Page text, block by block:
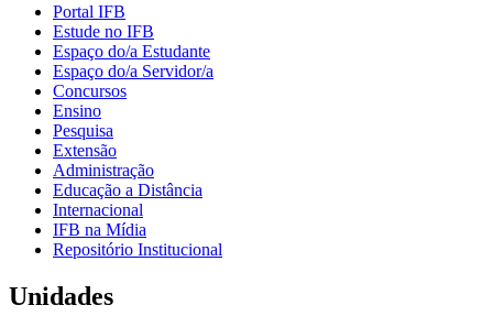
Portal IFB
Estude no IFB
Espaço do/a Estudante
Espaço do/a Servidor/a
Concursos
Ensino
Pesquisa
Extensão
Administração
Educação a Distância
Internacional
IFB na Mídia
Repositório Institucional
Unidades